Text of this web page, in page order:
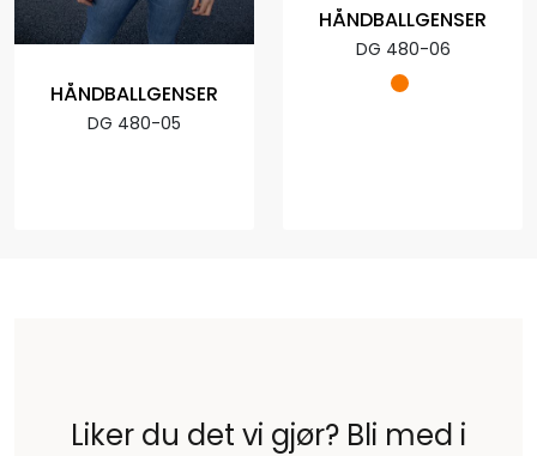
HÅNDBALLGENSER
DG 480-05
HÅNDBALLGENSER
DG 480-06
Liker du det vi gjør? Bli med i